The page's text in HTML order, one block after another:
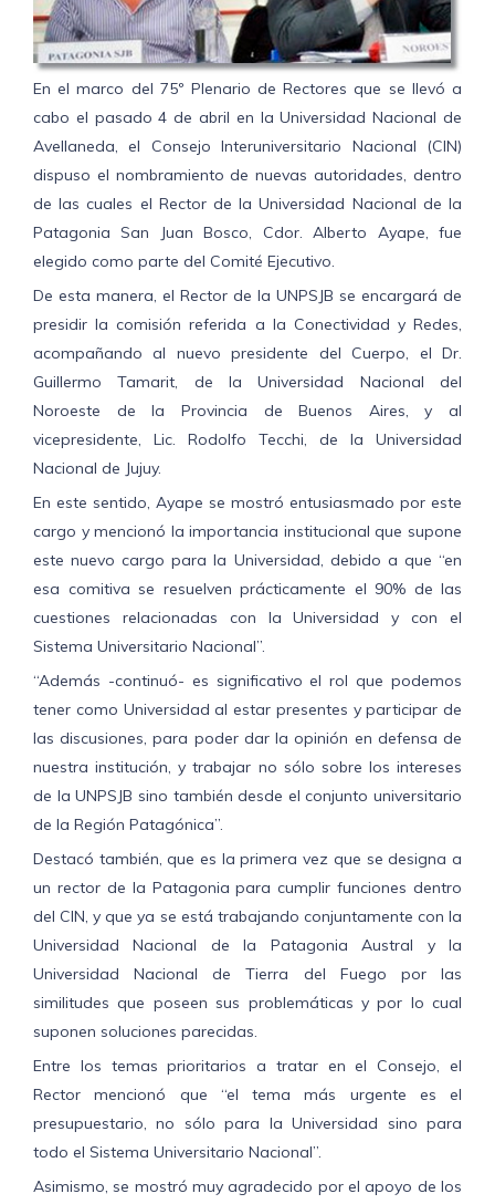
En el marco del 75º Plenario de Rectores que se llevó a
cabo el pasado 4 de abril en la Universidad Nacional de
Avellaneda, el Consejo Interuniversitario Nacional (CIN)
dispuso el nombramiento de nuevas autoridades, dentro
de las cuales el Rector de la Universidad Nacional de la
Patagonia San Juan Bosco, Cdor. Alberto Ayape, fue
elegido como parte del Comité Ejecutivo.
De esta manera, el Rector de la UNPSJB se encargará de
presidir la comisión referida a la Conectividad y Redes,
acompañando al nuevo presidente del Cuerpo, el Dr.
Guillermo Tamarit, de la Universidad Nacional del
Noroeste de la Provincia de Buenos Aires, y al
vicepresidente, Lic. Rodolfo Tecchi, de la Universidad
Nacional de Jujuy.
En este sentido, Ayape se mostró entusiasmado por este
cargo y mencionó la importancia institucional que supone
este nuevo cargo para la Universidad, debido a que “en
esa comitiva se resuelven prácticamente el 90% de las
cuestiones relacionadas con la Universidad y con el
Sistema Universitario Nacional”.
“Además -continuó- es significativo el rol que podemos
tener como Universidad al estar presentes y participar de
las discusiones, para poder dar la opinión en defensa de
nuestra institución, y trabajar no sólo sobre los intereses
de la UNPSJB sino también desde el conjunto universitario
de la Región Patagónica”.
Destacó también, que es la primera vez que se designa a
un rector de la Patagonia para cumplir funciones dentro
del CIN, y que ya se está trabajando conjuntamente con la
Universidad Nacional de la Patagonia Austral y la
Universidad Nacional de Tierra del Fuego por las
similitudes que poseen sus problemáticas y por lo cual
suponen soluciones parecidas.
Entre los temas prioritarios a tratar en el Consejo, el
Rector mencionó que “el tema más urgente es el
presupuestario, no sólo para la Universidad sino para
todo el Sistema Universitario Nacional”.
Asimismo, se mostró muy agradecido por el apoyo de los